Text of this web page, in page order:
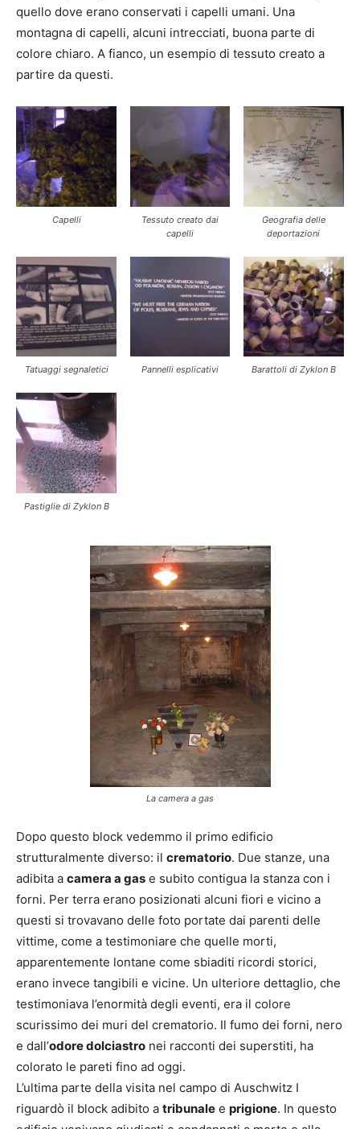
quello dove erano conservati i capelli umani. Una
montagna di capelli, alcuni intrecciati, buona parte di
colore chiaro. A fianco, un esempio di tessuto creato a
partire da questi.
Capelli
Tessuto creato dai
capelli
Geografia delle
deportazioni
Tatuaggi segnaletici Pannelli esplicativi Barattoli di Zyklon B
Pastiglie di Zyklon B
La camera a gas
Dopo questo block vedemmo il primo edificio
strutturalmente diverso: il crematorio. Due stanze, una
adibita a camera a gas e subito contigua la stanza con i
forni. Per terra erano posizionati alcuni fiori e vicino a
questi si trovavano delle foto portate dai parenti delle
vittime, come a testimoniare che quelle morti,
apparentemente lontane come sbiaditi ricordi storici,
erano invece tangibili e vicine. Un ulteriore dettaglio, che
testimoniava l’enormità degli eventi, era il colore
scurissimo dei muri del crematorio. Il fumo dei forni, nero
e dall’odore dolciastro nei racconti dei superstiti, ha
colorato le pareti fino ad oggi.
L’ultima parte della visita nel campo di Auschwitz I
riguardò il block adibito a tribunale e prigione. In questo